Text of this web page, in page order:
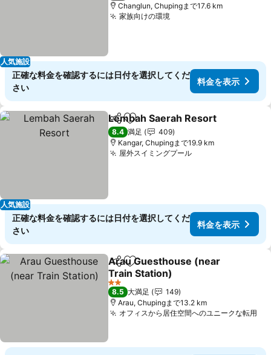
人気施設
Changlun, Chupingまで17.6 km
家族向けの環境料金を表示
正確な料金を確認するには日付を選択してくだ
さい
料金を表示
人気施設
シェアお気に入りに追加
Lembah Saerah Resort
8.4 満足
409
Kangar, Chupingまで19.9 km
屋外スイミングプール料金を表示
正確な料金を確認するには日付を選択してくだ
さい
料金を表示
シェアお気に入りに追加
Arau Guesthouse (near
Train Station)
料金を表示
2 ホテルのランク
8.5 大満足
149
Arau, Chupingまで13.2 km
オフィスから居住空間へのユニークな転用